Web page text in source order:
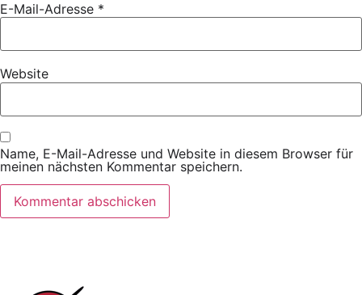
E-Mail-Adresse *
Website
Name, E-Mail-Adresse und Website in diesem Browser für
meinen nächsten Kommentar speichern.